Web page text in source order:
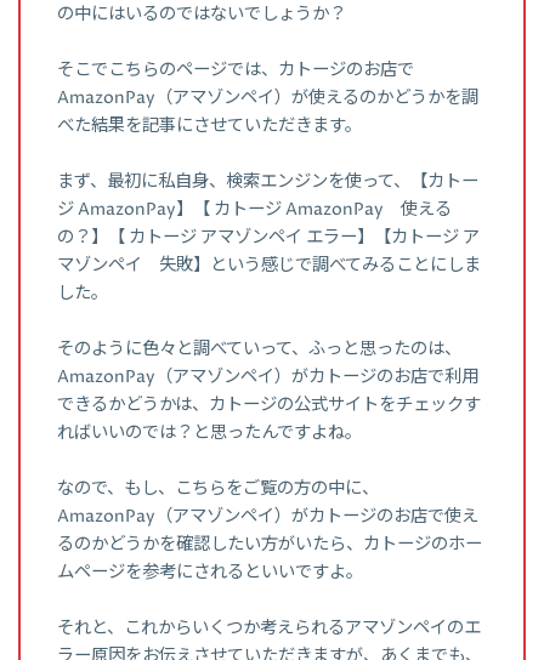
の中にはいるのではないでしょうか？
そこでこちらのページでは、カトージのお店で
AmazonPay（アマゾンペイ）が使えるのかどうかを調
べた結果を記事にさせていただきます。
まず、最初に私自身、検索エンジンを使って、【カトー
ジ AmazonPay】【 カトージ AmazonPay 使える
の？】【 カトージ アマゾンペイ エラー】【カトージ ア
マゾンペイ 失敗】という感じで調べてみることにしま
した。
そのように色々と調べていって、ふっと思ったのは、
AmazonPay（アマゾンペイ）がカトージのお店で利用
できるかどうかは、カトージの公式サイトをチェックす
ればいいのでは？と思ったんですよね。
なので、もし、こちらをご覧の方の中に、
AmazonPay（アマゾンペイ）がカトージのお店で使え
るのかどうかを確認したい方がいたら、カトージのホー
ムページを参考にされるといいですよ。
それと、これからいくつか考えられるアマゾンペイのエ